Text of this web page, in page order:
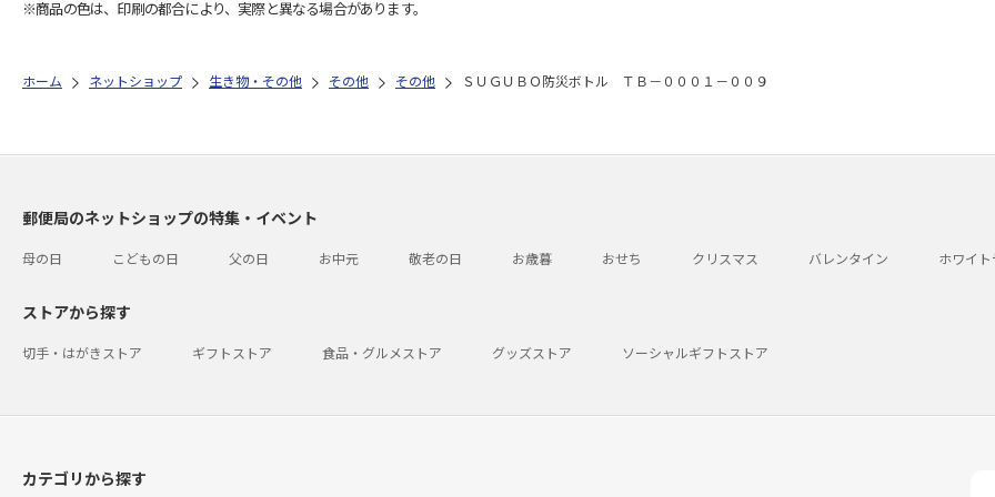
※商品の色は、印刷の都合により、実際と異なる場合があります。
ホーム ネットショップ 生き物・その他 その他 その他 ＳＵＧＵＢＯ防災ボトル ＴＢ－０００１－００９
郵便局のネットショップの特集・イベント
母の日 こどもの日 父の日 お中元 敬老の日 お歳暮 おせち クリスマス バレンタイン ホワイ
ストアから探す
切手・はがきストア ギフトストア 食品・グルメストア グッズストア ソーシャルギフトストア
カテゴリから探す